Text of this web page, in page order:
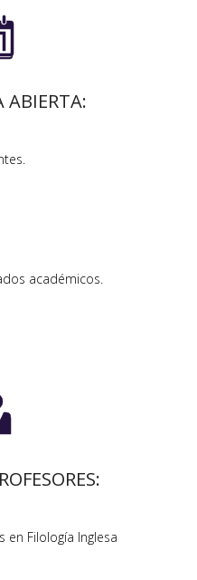
ABIERTA:
académicos.
en Filología Inglesa